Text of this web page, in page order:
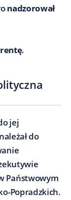
nadzorował
.
jej
do
Państwowym
Popradzkich.